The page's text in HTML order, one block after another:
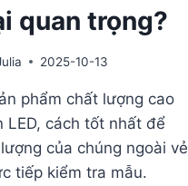
quan trọng?
2025-10-13
phẩm chất lượng cao
LED, cách tốt nhất để
của chúng ngoài vẻ
tiếp kiểm tra mẫu.